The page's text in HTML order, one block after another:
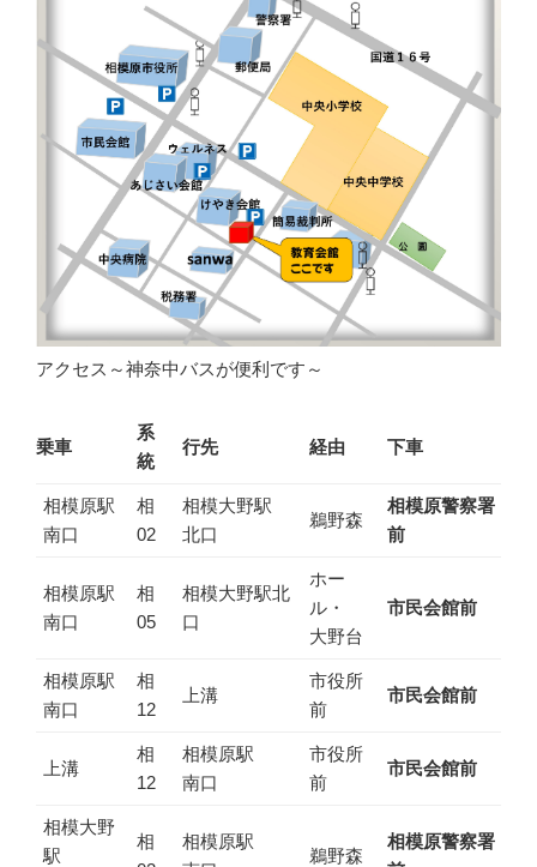
アクセス～神奈中バスが便利です～
乗車
系
統
行先 経由 下車
相模原駅
南口
相
02
相模大野駅
北口
鵜野森
相模原警察署
前
相模原駅
南口
相
05
相模大野駅北
口
ホー
ル・
大野台
市民会館前
相模原駅
南口
相
12
上溝
市役所
前
市民会館前
上溝
相
12
相模原駅
南口
市役所
前
市民会館前
相模大野
駅
相
相模原駅
鵜野森
相模原警察署